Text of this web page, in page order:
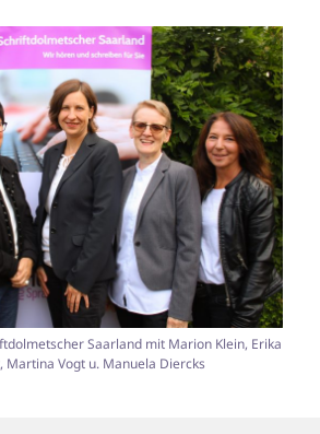
Saarland mit Marion Klein, Erika
Martina Vogt u. Manuela Diercks